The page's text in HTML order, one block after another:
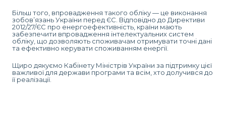
Більш того, впровадження такого обліку — це виконання
зобов’язань України перед ЄС. Відповідно до Директиви
2012/27/ЄС про енергоефективність, країни мають
забезпечити впровадження інтелектуальних систем
обліку, що дозволяють споживачам отримувати точні дані
та ефективно керувати споживанням енергії.
Щиро дякуємо Кабінету Міністрів України за підтримку цієї
важливої для держави програми та всім, хто долучився до
її реалізації.